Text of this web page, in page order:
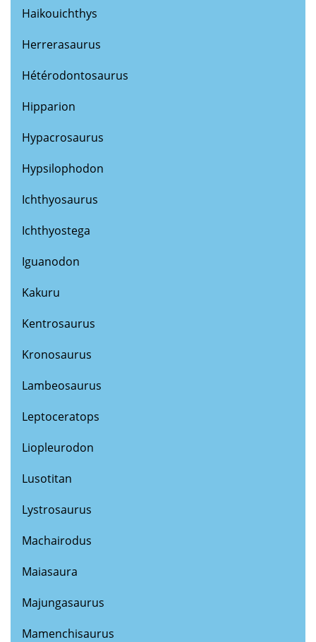
Haikouichthys
Herrerasaurus
Hétérodontosaurus
Hipparion
Hypacrosaurus
Hypsilophodon
Ichthyosaurus
Ichthyostega
Iguanodon
Kakuru
Kentrosaurus
Kronosaurus
Lambeosaurus
Leptoceratops
Liopleurodon
Lusotitan
Lystrosaurus
Machairodus
Maiasaura
Majungasaurus
Mamenchisaurus